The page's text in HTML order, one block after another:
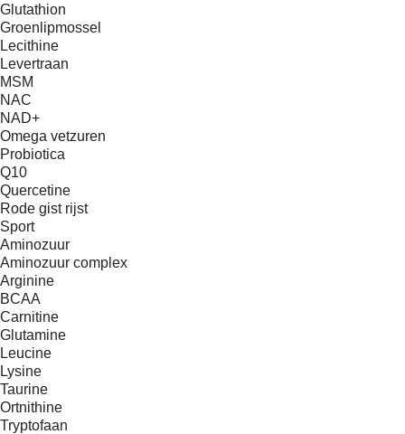
Glutathion
Groenlipmossel
Lecithine
Levertraan
MSM
NAC
NAD+
Omega vetzuren
Probiotica
Q10
Quercetine
Rode gist rijst
Sport
Aminozuur
Aminozuur complex
Arginine
BCAA
Carnitine
Glutamine
Leucine
Lysine
Taurine
Ortnithine
Tryptofaan